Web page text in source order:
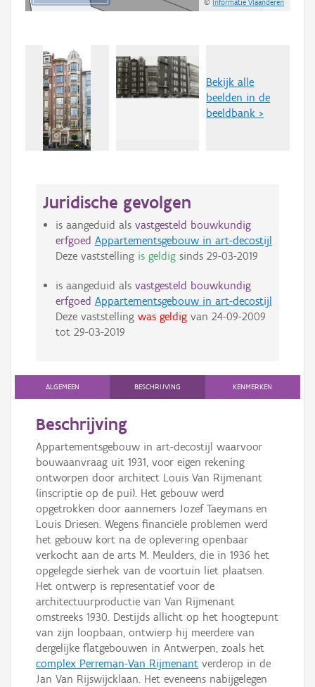
©Informatie Vlaanderen
Bekijk alle
beelden in de
beeldbank >
Juridische gevolgen
is aangeduid als vastgesteld bouwkundig
erfgoed Appartementsgebouw in art-decostijl
Deze vaststelling is geldigsinds 29-03-2019
is aangeduid als vastgesteld bouwkundig
erfgoed Appartementsgebouw in art-decostijl
Deze vaststelling was geldigvan 24-09-2009
tot 29-03-2019
ALGEMEEN BESCHRIJVING KENMERKEN
Beschrijving
Appartementsgebouw in art-decostijl waarvoor
bouwaanvraag uit 1931, voor eigen rekening
ontworpen door architect Louis Van Rijmenant
(inscriptie op de pui). Het gebouw werd
opgetrokken door aannemers Jozef Taeymans en
Louis Driesen. Wegens financiële problemen werd
het gebouw kort na de oplevering openbaar
verkocht aan de arts M. Meulders, die in 1936 het
opgelegde sierhek van de voortuin liet plaatsen.
Het ontwerp is representatief voor de
architectuurproductie van Van Rijmenant
omstreeks 1930. Destijds allicht op het hoogtepunt
van zijn loopbaan, ontwierp hij meerdere van
dergelijke flatgebouwen in Antwerpen, zoals het
complex Perreman-Van Rijmenant verderop in de
Jan Van Rijswijcklaan. Het eveneens nabijgelegen